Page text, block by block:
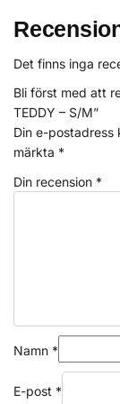
Det finns inga
Bli först med att
TEDDY – S/M”
Din e-postadress
märkta *
Din recension *
Namn *
E-post *